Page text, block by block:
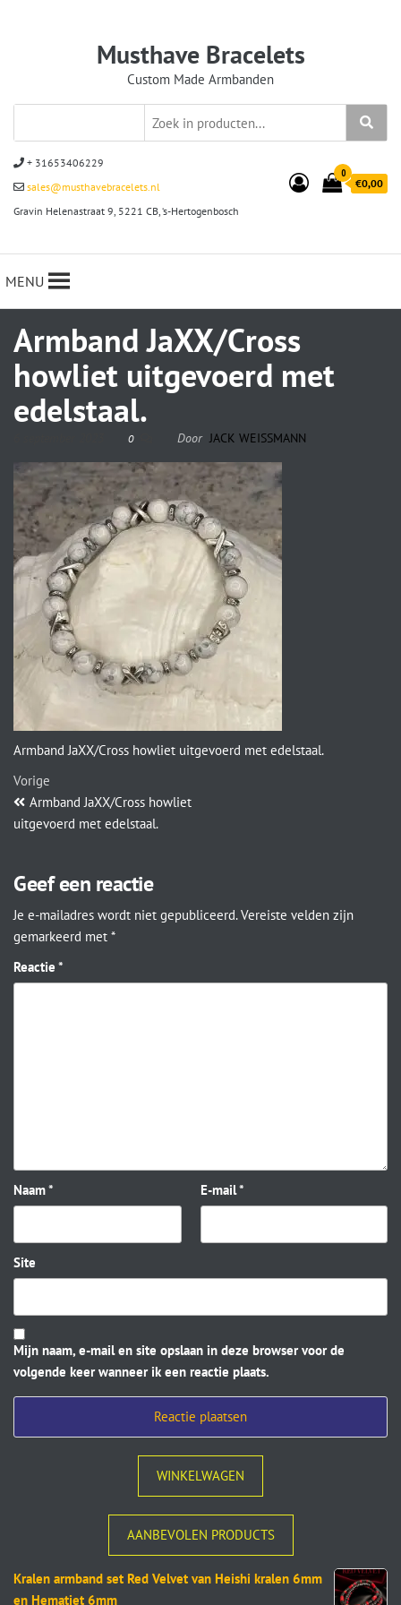
Musthave Bracelets
Custom Made Armbanden
+ 31653406229
sales@musthavebracelets.nl
Gravin Helenastraat 9, 5221 CB, ‘s-Hertogenbosch
0
€0,00
MENU
Armband JaXX/Cross
howliet uitgevoerd met
edelstaal.
0 Door JACK WEISSMANN
Armband JaXX/Cross howliet uitgevoerd met edelstaal.
Vorige
Armband JaXX/Cross howliet
uitgevoerd met edelstaal.
Geef een reactie
Je e-mailadres wordt niet gepubliceerd. Vereiste velden zijn
gemarkeerd met *
Reactie *
Naam* E-mail*
Site
Mijn naam, e-mail en site opslaan in deze browser voor de
volgende keer wanneer ik een reactie plaats.
WINKELWAGEN
AANBEVOLEN PRODUCTS
Kralen armband set Red Velvet van Heishi kralen 6mm
en Hematiet 6mm